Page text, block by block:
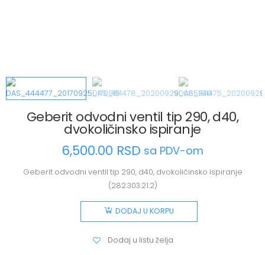
Geberit odvodni ventil tip 290, d40,
dvokoličinsko ispiranje
6,500.00 RSD sa PDV-om
Geberit odvodni ventil tip 290, d40, dvokoličinsko ispiranje
(282.303.21.2)
DODAJ U KORPU
Dodaj u listu želja